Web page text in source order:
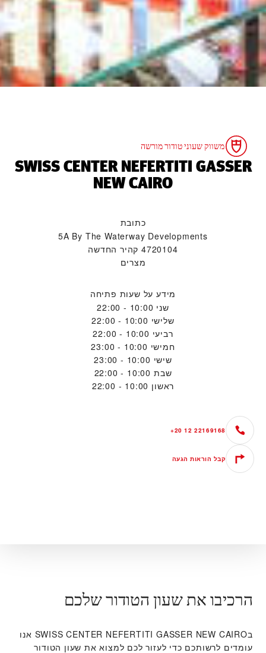
משווק שעוני טודור מורשה
‭SWISS CENTER NEFERTITI GASSER
NEW CAIRO‬
כתובת
5A By The Waterway Developments
4720104 קהיר החדשה
מצרים
מידע על שעות פתיחה
שני 10:00 - 22:00
שלישי 10:00 - 22:00
רביעי 10:00 - 22:00
חמישי 10:00 - 23:00
שישי 10:00 - 23:00
שבת 10:00 - 22:00
ראשון 10:00 - 22:00
+20 12 22169168
קבל הוראות הגעה
הרכיבו את שעון הטודור שלכם
ב‭SWISS CENTER NEFERTITI GASSER NEW CAIRO‬ אנו
עומדים לרשותכם כדי לעזור לכם למצוא את שעון הטודור